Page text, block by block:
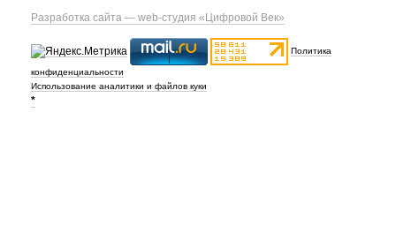
Разработка сайта — web-студия «Цифровой Век»
Политика
конфиденциальности
Использование аналитики и файлов куки
*